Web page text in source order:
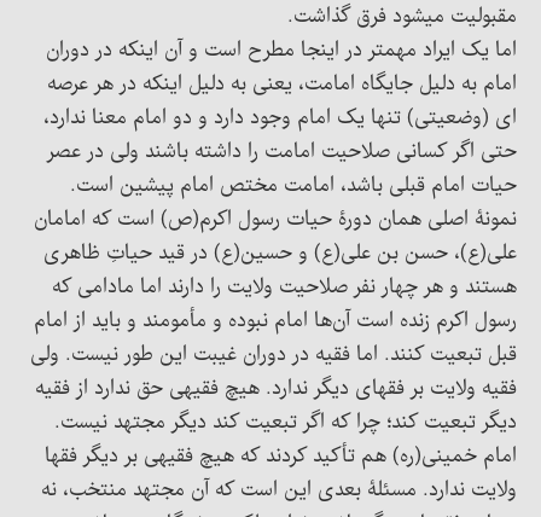
مقبولیت میشود فرق گذاشت.
اما یک ایراد مهمتر در اینجا مطرح است و آن اینکه در دوران
امام به دلیل جایگاه امامت، یعنی به دلیل اینکه در هر عرصه
ای (وضعیتی) تنها یک امام وجود دارد و دو امام معنا ندارد،
حتی اگر کسانی صلاحیت امامت را داشته باشند ولی در عصر
حیات امام قبلی باشد، امامت مختص امام پیشین است.
نمونۀ اصلی همان دورۀ حیات رسول اکرم(ص) است که امامان
علی(ع)، حسن بن علی(ع) و حسین(ع) در قید حیاتِ ظاهری
هستند و هر چهار نفر صلاحیت ولایت را دارند اما مادامی که
رسول اکرم زنده است آن‌ها امام نبوده و مأمومند و باید از امام
قبل تبعیت کنند. اما فقیه در دوران غیبت این طور نیست. ولی
فقیه ولایت بر فقهای دیگر ندارد. هیچ فقیهی حق ندارد از فقیه
دیگر تبعیت کند؛ چرا که اگر تبعیت کند دیگر مجتهد نیست.
امام خمینی(ره) هم تأکید کردند که هیچ فقیهی بر دیگر فقها
ولایت ندارد. مسئلۀ بعدی این است که آن مجتهد منتخب، نه